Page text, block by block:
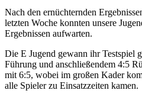
Nach den ernüchternden
letzten Woche konnten unsere
Ergebnissen aufwarten.
Die E Jugend gewann ihr Testspiel
Führung und anschließendem 4:5
mit 6:5, wobei im großen Kader
alle Spieler zu Einsatzzeiten kamen.